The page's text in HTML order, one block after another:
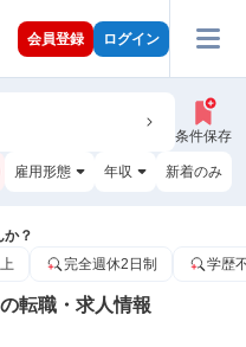
会員登録 ログイン
条件保存
雇用形態 年収 新着のみ
？
完全週休2日制 学歴
転職・求人情報